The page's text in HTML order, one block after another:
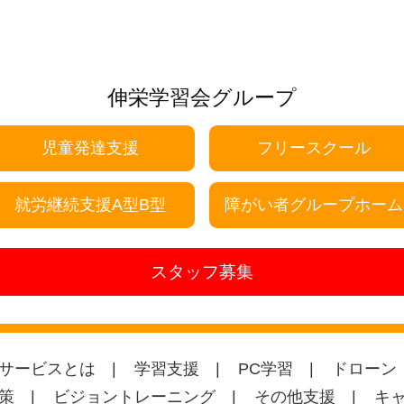
伸栄学習会グループ
児童発達支援 フリースクール
就労継続支援A型B型 障がい者グループホーム
スタッフ募集
ービスとは 学習支援 PC学習
ドローン
ビジョントレーニング その他支援 キ